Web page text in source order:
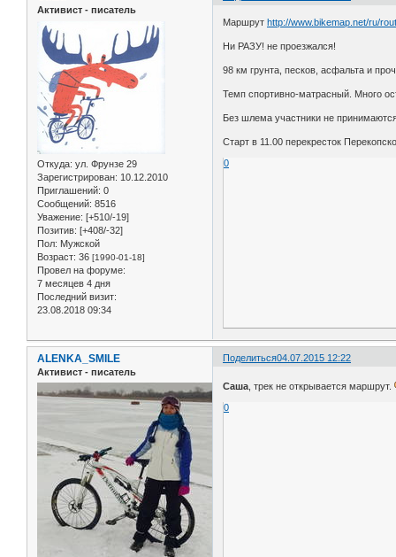
Активист - писатель
Откуда: ул. Фрунзе 29
Зарегистрирован: 10.12.2010
Приглашений: 0
Сообщений: 8516
Уважение: [+510/-19]
Позитив: [+408/-32]
Пол: Мужской
Возраст: 36 [1990-01-18]
Провел на форуме:
7 месяцев 4 дня
Последний визит:
23.08.2018 09:34
Маршрутhttp://www.bikemap.net/ru/
Ни РАЗУ! не проезжался!
98 км грунта, песков, асфальта и
Темп спортивно-матрасный. Много
Без шлема участники не
Старт в 11.00 перекресток
0
Поделиться04.07.2015 12:22
ALENKA_SMILE
Активист - писатель
Саша , трек не открывается маршрут.
0